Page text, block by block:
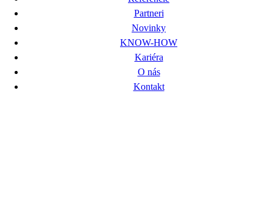
Partneri
Novinky
KNOW-HOW
Kariéra
O nás
Kontakt